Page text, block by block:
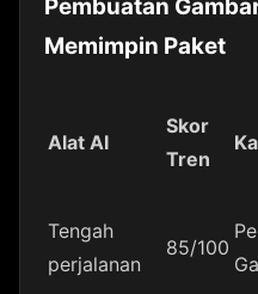
Pembuatan
Memimpin Paket
Alat AI
Skor
Tren
Tengah
perjalanan
85/100